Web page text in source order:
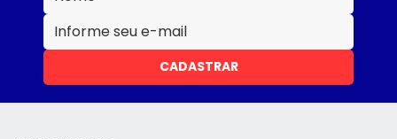
CADASTRAR